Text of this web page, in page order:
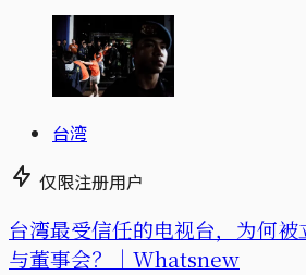
台湾
仅限注册用户
台湾最受信任的电视台，为何
与董事会？｜Whatsnew